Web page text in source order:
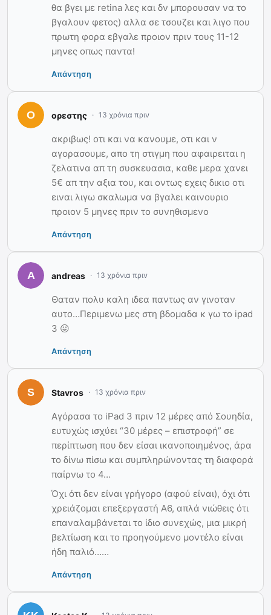
θα βγει με retina λες και δν μπορουσαν να το
βγαλουν φετος) αλλα σε τσουζει και λιγο που
πρωτη φορα εβγαλε προιον πριν τους 11-12
μηνες οπως παντα!
Απάντηση
ορεστης 13 χρόνια πριν
ακριβως! οτι και να κανουμε, οτι και ν
αγορασουμε, απο τη στιγμη που αφαιρειται η
ζελατινα απ τη συσκευασια, καθε μερα χανει
5€ απ την αξια του, και οντως εχεις δικιο οτι
ειναι λιγω σκαλωμα να βγαλει καινουριο
προιον 5 μηνες πριν το συνηθισμενο
Απάντηση
andreas 13 χρόνια πριν
Θαταν πολυ καλη ιδεα παντως αν γινοταν
αυτο…Περιμενω μες στη βδομαδα κ γω το ipad
3 😛
Απάντηση
Stavros 13 χρόνια πριν
Αγόρασα το iPad 3 πριν 12 μέρες από Σουηδία,
ευτυχώς ισχύει “30 μέρες – επιστροφή” σε
περίπτωση που δεν είσαι ικανοποιημένος, άρα
το δίνω πίσω και συμπληρώνοντας τη διαφορά
παίρνω το 4…
Όχι ότι δεν είναι γρήγορο (αφού είναι), όχι ότι
χρειάζομαι επεξεργαστή Α6, απλά νιώθεις ότι
επαναλαμβάνεται το ίδιο συνεχώς, μια μικρή
βελτίωση και το προηγούμενο μοντέλο είναι
ήδη παλιό……
Απάντηση